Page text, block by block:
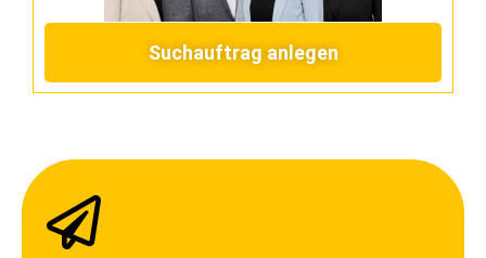
Suchauftrag anlegen